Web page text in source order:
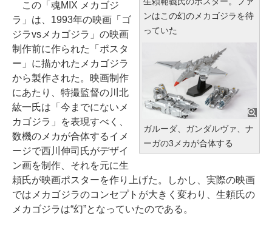
ンはこの幻のメカゴジラを待
っていた
ガルーダ、ガンダルヴァ、ナ
ーガの3メカが合体する
この「魂MIX メカゴジ
ラ」は、1993年の映画「ゴ
ジラvsメカゴジラ」の映画
制作前に作られた「ポスタ
ー」に描かれたメカゴジラ
から製作された。映画制作
にあたり、特撮監督の川北
紘一氏は「今までにないメ
カゴジラ」を表現すべく、
数機のメカが合体するイメ
ージで西川伸司氏がデザイ
ン画を制作、それを元に生
頼氏が映画ポスターを作り上げた。しかし、実際の映画
ではメカゴジラのコンセプトが大きく変わり、生頼氏の
メカゴジラは“幻”となっていたのである。